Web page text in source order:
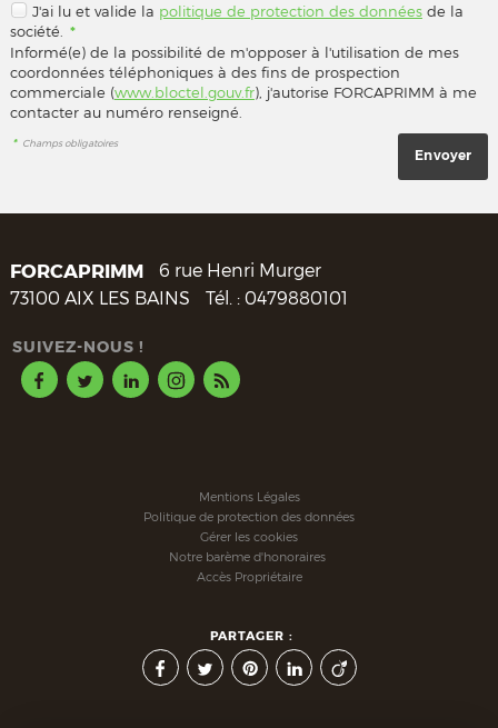
J'ai lu et valide la politique de protection des donnéesde la
société.
*
Informé(e) de la possibilité de m'opposer à l'utilisation de mes
coordonnées téléphoniques à des fins de prospection
commerciale (www.bloctel.gouv.fr), j'autorise FORCAPRIMM à me
contacter au numéro renseigné.
* Champs obligatoires
FORCAPRIMM
6 rue Henri Murger
73100 AIX LES BAINS Tél. : 0479880101
SUIVEZ-NOUS !
Mentions Légales
Politique de protection des données
Gérer les cookies
Notre barème d'honoraires
Accès Propriétaire
PARTAGER :